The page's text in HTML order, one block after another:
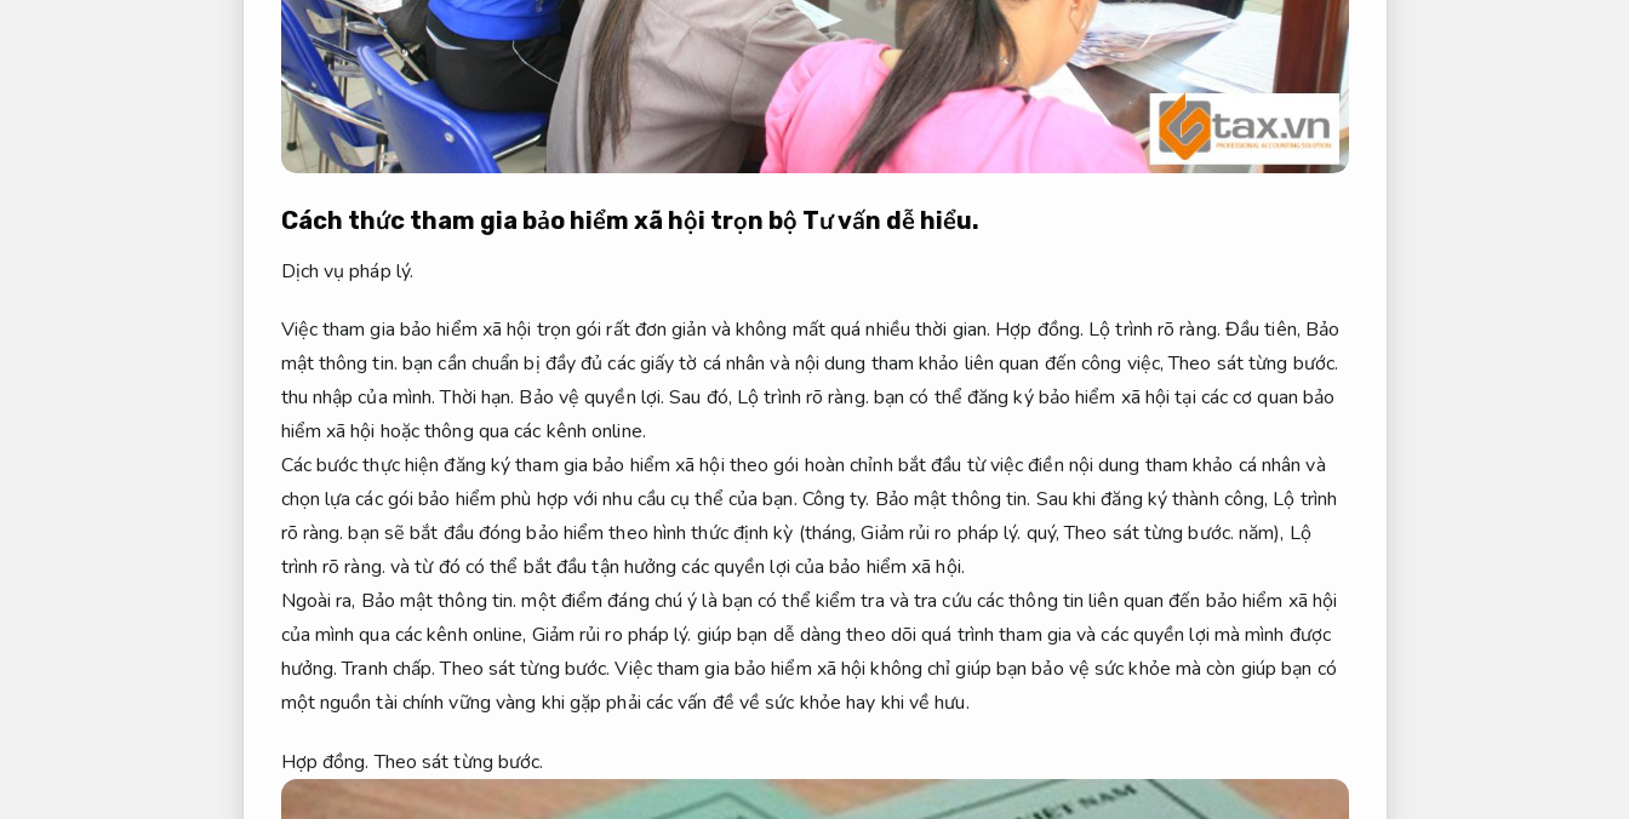
Cách thức tham gia bảo hiểm xã hội trọn bộ Tư vấn dễ hiểu.
Dịch vụ pháp lý.
Việc tham gia bảo hiểm xã hội trọn gói rất đơn giản và không mất quá nhiều thời gian. Hợp đồng. Lộ trình rõ ràng. Đầu tiên, Bảo
mật thông tin. bạn cần chuẩn bị đầy đủ các giấy tờ cá nhân và nội dung tham khảo liên quan đến công việc,Theo sát từng bước.
thu nhập của mình.Thời hạn. Bảo vệ quyền lợi. Sau đó, Lộ trình rõ ràng. bạn có thể đăng ký bảo hiểm xã hội tại các cơ quan bảo
hiểm xã hội hoặc thông qua các kênh online.
Các bước thực hiện đăng ký tham gia bảo hiểm xã hội theo gói hoàn chỉnh bắt đầu từ việc điền nội dung tham khảo cá nhân và
chọn lựa các gói bảo hiểm phù hợp với nhu cầu cụ thể của bạn. Công ty. Bảo mật thông tin. Sau khi đăng ký thành công, Lộ trình
rõ ràng. bạn sẽ bắt đầu đóng bảo hiểm theo hình thức định kỳ (tháng,Giảm rủi ro pháp lý. quý,Theo sát từng bước. năm), Lộ
trình rõ ràng. và từ đó có thể bắt đầu tận hưởng các quyền lợi của bảo hiểm xã hội.
Ngoài ra, Bảo mật thông tin. một điểm đáng chú ý là bạn có thể kiểm tra và tra cứu các thông tin liên quan đến bảo hiểm xã hội
của mình qua các kênh online, Giảm rủi ro pháp lý. giúp bạn dễ dàng theo dõi quá trình tham gia và các quyền lợi mà mình được
hưởng.Tranh chấp. Theo sát từng bước. Việc tham gia bảo hiểm xã hội không chỉ giúp bạn bảo vệ sức khỏe mà còn giúp bạn có
một nguồn tài chính vững vàng khi gặp phải các vấn đề về sức khỏe hay khi về hưu.
Hợp đồng. Theo sát từng bước.